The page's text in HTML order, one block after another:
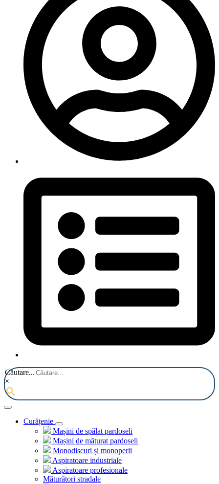
Căutare...
×
Curățenie
Mașini de spălat pardoseli
Mașini de măturat pardoseli
Monodiscuri și monoperii
Aspiratoare industriale
Aspiratoare profesionale
Măturători stradale